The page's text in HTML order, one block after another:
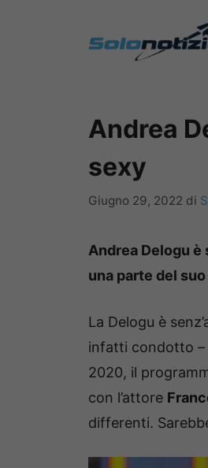
Andrea
sexy
Giugno 29, 2022 di
Andrea Delogu
una parte del
La Delogu è
infatti condotto –
2020, il
con l’attore
differenti.